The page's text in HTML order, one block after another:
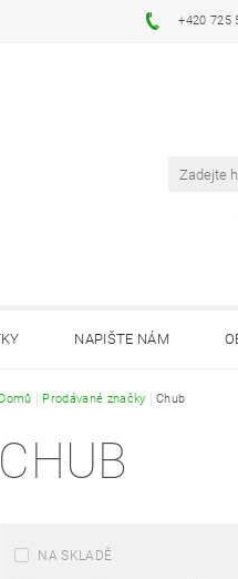
+420 725
NAPIŠTE NÁM
Domů Prodávané značky Chub
CHUB
NA SKLADĚ